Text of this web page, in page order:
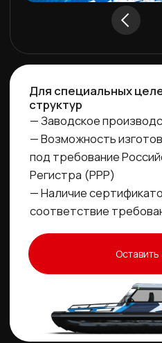
Салон вмещает до 3-х человек.
двигатель от 260 л.с. Ваше
динамичным и увлекательным.
Подробнее
Охотник 650К2
Салон вмещает до 5 человек. Мощный
двигатель от 290 л.с. Ваше
До 5